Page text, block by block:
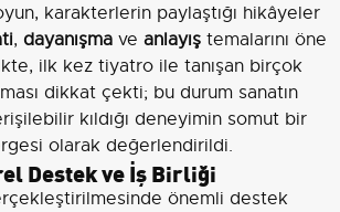
karakterlerin paylaştığı hikâyeler
, dayanışmave anlayıştemalarını öne
ilk kez tiyatro ile tanışan birçok
dikkat çekti; bu durum sanatın
kıldığı deneyimin somut bir
olarak değerlendirildi.
Destek ve İş Birliği
önemli destek